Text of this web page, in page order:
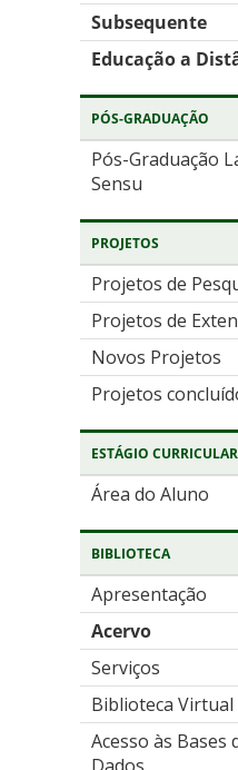
Subsequente
Educação a
PÓS-GRADUAÇÃO
Pós-Graduação
Sensu
PROJETOS
Projetos de
Projetos de
Novos Projetos
Projetos
ESTÁGIO CURRICULAR
Área do Aluno
BIBLIOTECA
Apresentação
Acervo
Serviços
Biblioteca Virtual
Acesso às Bases